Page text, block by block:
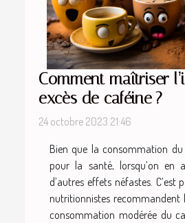
Comment maîtriser
excès de caféine ?
24 octobre 2023 21:46
Bien que la consommation
pour la santé, lorsqu’on en
d’autres effets néfastes. C’est
nutritionnistes recommandent
consommation modérée du